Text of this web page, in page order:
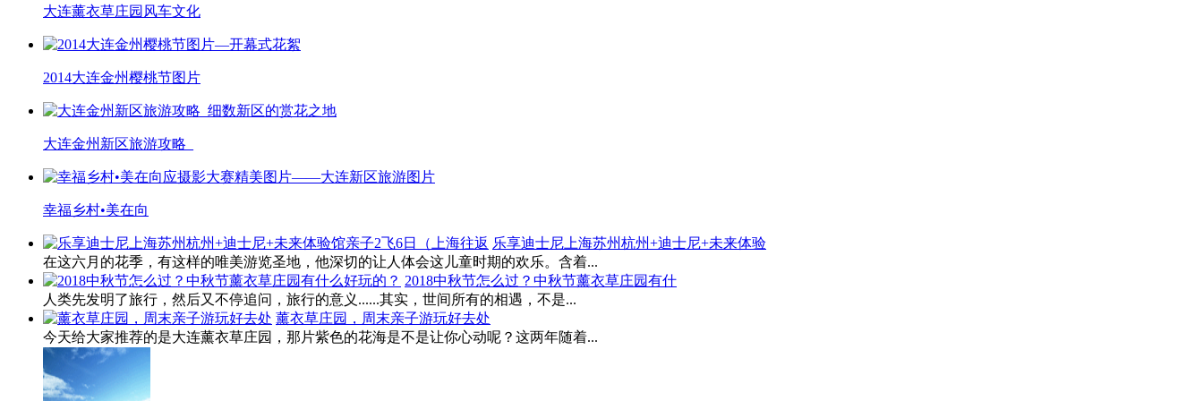
大连薰衣草庄园风车文化
2014大连金州樱桃节图片
大连金州新区旅游攻略_
幸福乡村•美在向
乐享迪士尼上海苏州杭州+迪士尼+未来体验
在这六月的花季，有这样的唯美游览圣地，他深切的让人体会这儿童时期的欢乐。含着...
2018中秋节怎么过？中秋节薰衣草庄园有什
人类先发明了旅行，然后又不停追问，旅行的意义......其实，世间所有的相遇，不是...
薰衣草庄园，周末亲子游玩好去处
今天给大家推荐的是大连薰衣草庄园，那片紫色的花海是不是让你心动呢？这两年随着...